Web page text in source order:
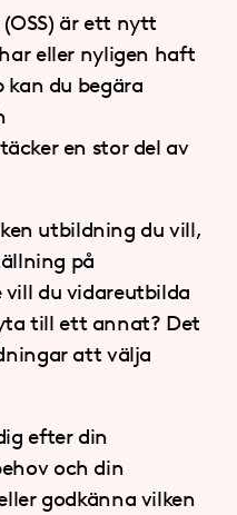
är ett nytt
eller nyligen haft
du begära
en stor del av
utbildning du vill,
på
vill du vidareutbilda
till ett annat? Det
att välja
efter din
och din
godkänna vilken